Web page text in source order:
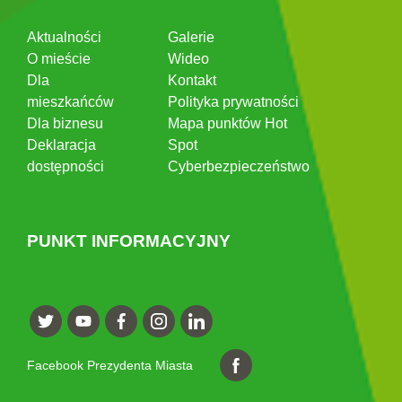
Aktualności
O mieście
Dla
mieszkańców
Dla biznesu
Deklaracja
dostępności
Galerie
Wideo
Kontakt
Polityka prywatności
Mapa punktów Hot
Spot
Cyberbezpieczeństwo
PUNKT INFORMACYJNY
Facebook Prezydenta Miasta